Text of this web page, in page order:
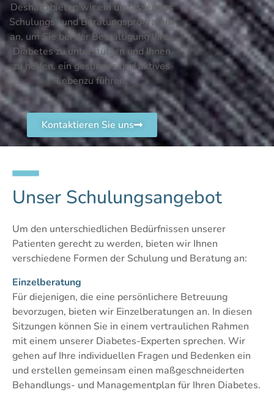
Deshalb bieten wir ein umfassendes
Schulungs- und Beratungsprogramm
an, um Sie bei der Bewältigung Ihres
Diabetes zu unterstützen und Ihnen
zu helfen, ein gesundes und aktives
Lebenzu führen.
Kontaktieren Sie uns
Unser Schulungsangebot
Um den unterschiedlichen Bedürfnissen unserer
Patienten gerecht zu werden, bieten wir Ihnen
verschiedene Formen der Schulung und Beratung an:
Einzelberatung
Für diejenigen, die eine persönlichere Betreuung
bevorzugen, bieten wir Einzelberatungen an. In diesen
Sitzungen können Sie in einem vertraulichen Rahmen
mit einem unserer Diabetes-Experten sprechen. Wir
gehen auf Ihre individuellen Fragen und Bedenken ein
und erstellen gemeinsam einen maßgeschneiderten
Behandlungs- und Managementplan für Ihren Diabetes.